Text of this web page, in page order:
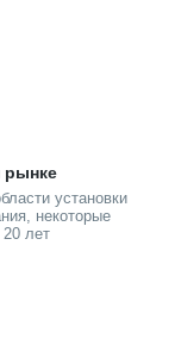
рынке
установки
некоторые
лет